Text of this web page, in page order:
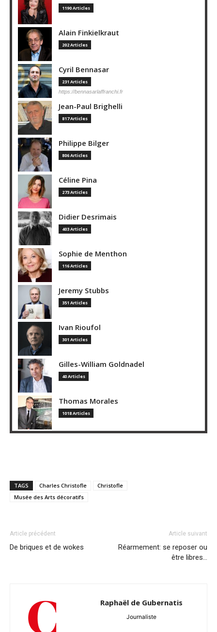
1190 Articles
Alain Finkielkraut
202 Articles
Cyril Bennasar
231 Articles
https://bennasarlaffranchi.fr
Jean-Paul Brighelli
817 Articles
Philippe Bilger
806 Articles
Céline Pina
273 Articles
Didier Desrimais
403 Articles
Sophie de Menthon
116 Articles
Jeremy Stubbs
351 Articles
Ivan Rioufol
301 Articles
Gilles-William Goldnadel
40 Articles
Thomas Morales
1018 Articles
TAGS Charles Christofle
Christofle
Musée des Arts décoratifs
Article précédent
De briques et de wokes
Article suivant
Réarmement: se reposer ou
être libres…
Raphaël de Gubernatis
Journaliste